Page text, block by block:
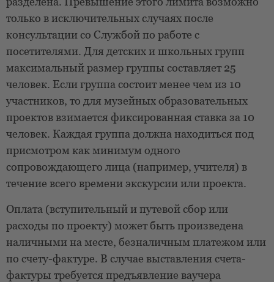
только в исключительных случаях после
консультации со Службой по работе с
посетителями. Для детских и школьных групп
максимальный размер группы составляет 25
человек. Если группа состоит менее чем из 10
участников, то для музейных образовательных
проектов взимается фиксированная ставка за 10
человек. Каждая группа должна находиться под
присмотром как минимум одного
сопровождающего лица (например, учителя) в
течение всего времени экскурсии или проекта.
Оплата (вступительный и путевой сбор или
расходы по проекту) может быть произведена
наличными на месте, безналичным платежом или
по счету-фактуре. В случае выставления счета-
фактуры требуется предъявление ваучера